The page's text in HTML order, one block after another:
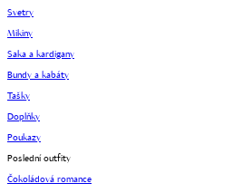
Svetry
Mikiny
Saka a kardigany
Bundy a kabáty
Tašky
Doplňky
Poukazy
Poslední outfity
Čokoládová romance